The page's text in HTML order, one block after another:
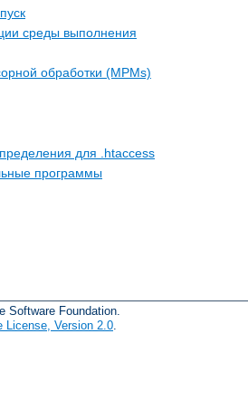
среды выполнения
обработки (MPMs)
для .htaccess
программы
Software Foundation.
License, Version 2.0